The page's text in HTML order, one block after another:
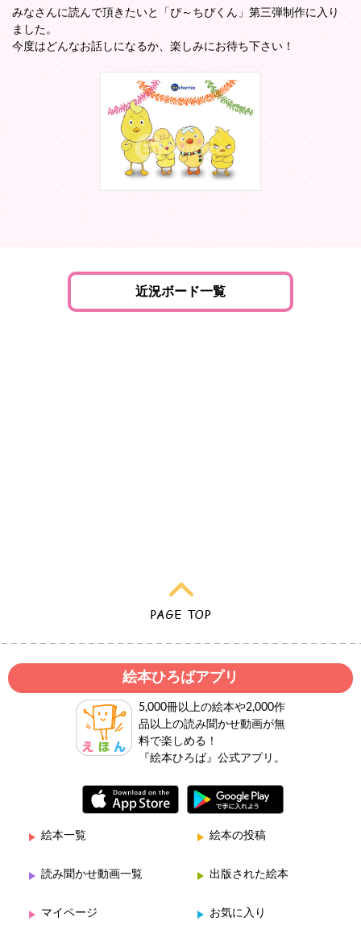
みなさんに読んで頂きたいと「ぴ～ちぴくん」第三弾制作に入り
ました。
今度はどんなお話しになるか、楽しみにお待ち下さい！
近況ボード一覧
絵本ひろばアプリ
5,000冊以上の絵本や2,000作
品以上の読み聞かせ動画が無
料で楽しめる！
『絵本ひろば』公式アプリ。
絵本一覧 絵本の投稿
読み聞かせ動画一覧 出版された絵本
マイページ お気に入り